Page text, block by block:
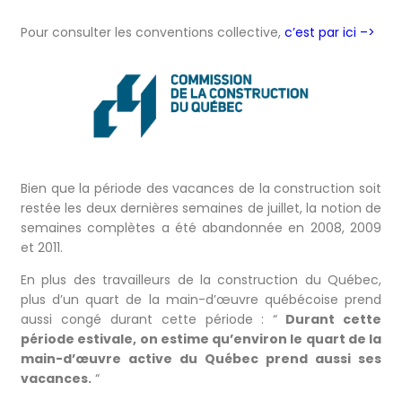
Pour consulter les conventions collective, c’est par ici –>
Bien que la période des vacances de la construction soit
restée les deux dernières semaines de juillet, la notion de
semaines complètes a été abandonnée en 2008, 2009
et 2011.
En plus des travailleurs de la construction du Québec,
plus d’un quart de la main-d’œuvre québécoise prend
aussi congé durant cette période : “ Durant cette
période estivale, on estime qu’environ le quart de la
main-d’œuvre active du Québec prend aussi ses
vacances. “